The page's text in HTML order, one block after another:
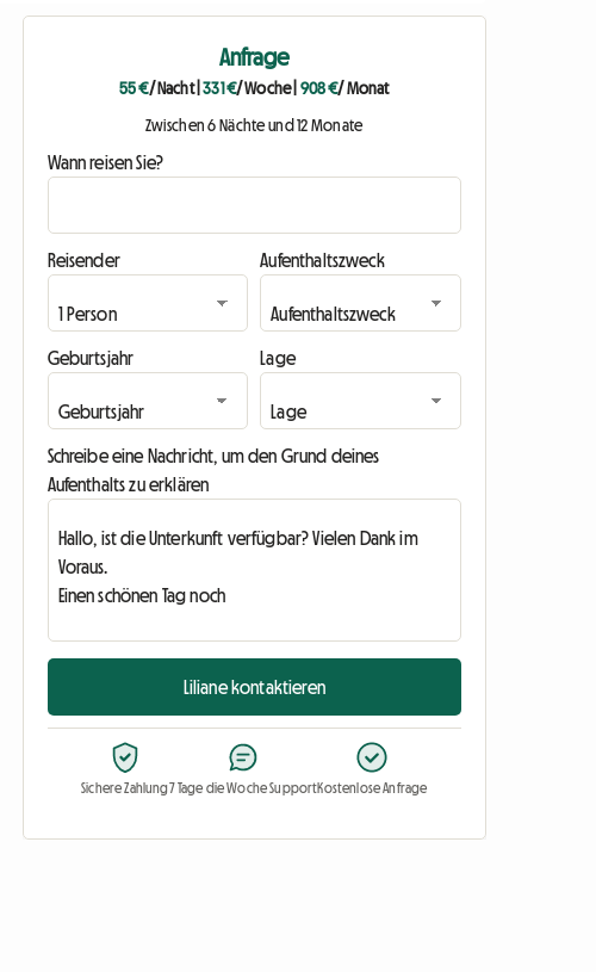
Anfrage
55 €/ Nacht|331 €/ Woche| 908 €/ Monat
Zwischen 6 Nächte und 12 Monate
Wann reisen Sie?
Reisender Aufenthaltszweck
Geburtsjahr Lage
Schreibe eine Nachricht, um den Grund deines
Aufenthalts zu erklären
Liliane kontaktieren
Sichere Zahlung7 Tage die Woche SupportKostenlose Anfrage